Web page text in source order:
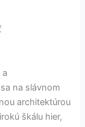
na slávnom
architektúrou
škálu hier,